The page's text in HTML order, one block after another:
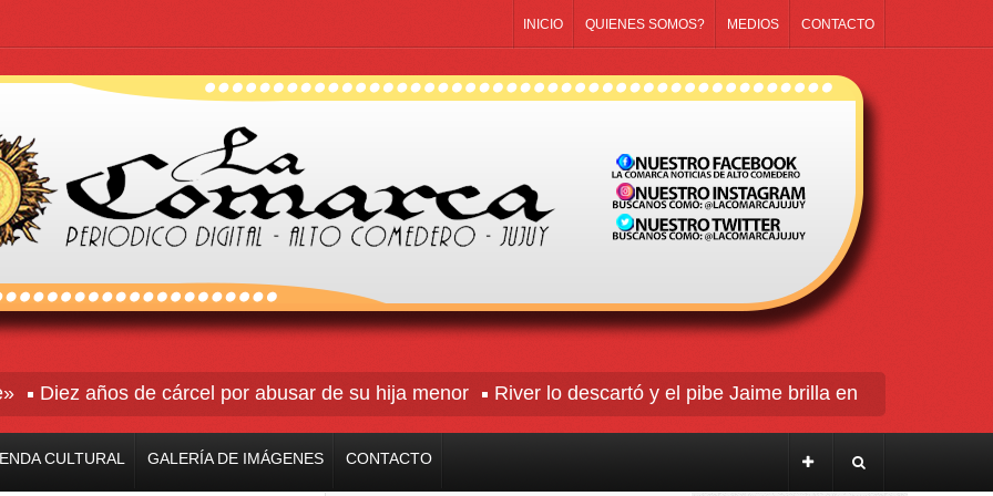
INICIO QUIENES SOMOS? MEDIOS CONTACTO
Diez años de cárcel por abusar de su hija menor River lo descartó y el pibe Jaime brilla en Peñarol de
CULTURAL GALERÍA DE IMÁGENES CONTACTO